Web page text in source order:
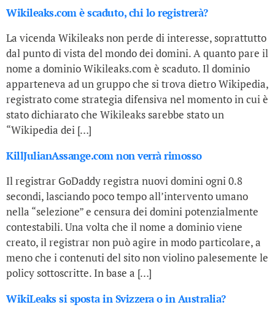
Wikileaks.com è scaduto, chi lo registrerà?
La vicenda Wikileaks non perde di interesse, soprattutto
dal punto di vista del mondo dei domini. A quanto pare il
nome a dominio Wikileaks.com è scaduto. Il dominio
apparteneva ad un gruppo che si trova dietro Wikipedia,
registrato come strategia difensiva nel momento in cui è
stato dichiarato che Wikileaks sarebbe stato un
“Wikipedia dei […]
KillJulianAssange.com non verrà rimosso
Il registrar GoDaddy registra nuovi domini ogni 0.8
secondi, lasciando poco tempo all’intervento umano
nella “selezione” e censura dei domini potenzialmente
contestabili. Una volta che il nome a dominio viene
creato, il registrar non può agire in modo particolare, a
meno che i contenuti del sito non violino palesemente le
policy sottoscritte. In base a […]
WikiLeaks si sposta in Svizzera o in Australia?